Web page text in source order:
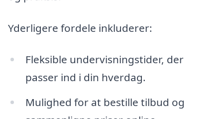
Yderligere fordele inkluderer:
Fleksible undervisningstider, der
passer ind i din hverdag.
Mulighed for at bestille tilbud og